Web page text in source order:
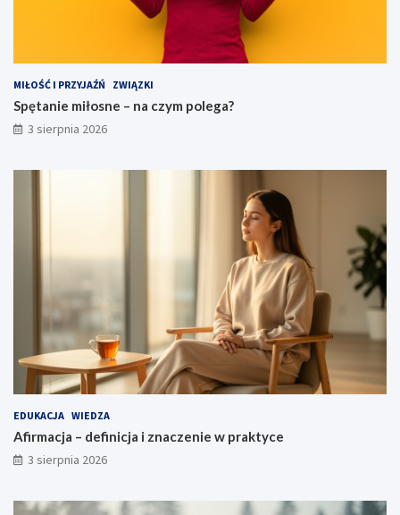
MIŁOŚĆ I PRZYJAŹŃ ZWIĄZKI
Spętanie miłosne – na czym polega?
3 sierpnia 2026
EDUKACJA WIEDZA
Afirmacja – definicja i znaczenie w praktyce
3 sierpnia 2026